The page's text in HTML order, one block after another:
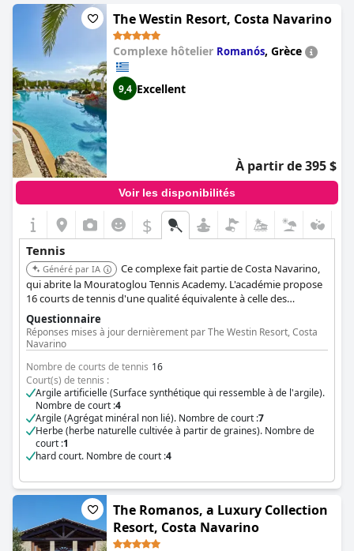
The Westin Resort, Costa Navarino
Complexe hôtelier Romanós, Grèce
9,4 Excellent
À partir de 395 $
Voir les disponibilités
$
Tennis
Généré par IA
Ce complexe fait partie de Costa Navarino,
qui abrite la Mouratoglou Tennis Academy. L'académie propose
16 courts de tennis d'une qualité équivalente à celle des
meilleurs courts de tennis du monde, offrant divers
programmes et expériences d'entraînement pour tous les
niveaux.
Questionnaire
Réponses mises à jour dernièrement par The Westin Resort, Costa
Navarino
Nombre de courts de tennis 16
Court(s) de tennis :
Argile artificielle (Surface synthétique qui ressemble à de l'argile).
Nombre de court :4
Argile (Agrégat minéral non lié). Nombre de court :7
Herbe (herbe naturelle cultivée à partir de graines). Nombre de
court :1
hard court. Nombre de court :4
The Romanos, a Luxury Collection
Resort, Costa Navarino